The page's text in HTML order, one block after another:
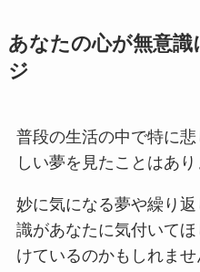
あなたの心が無意
ジ
普段の生活の中で特に
しい夢を見たことはあり
妙に気になる夢や繰り
識があなたに気付いて
けているのかもしれませ